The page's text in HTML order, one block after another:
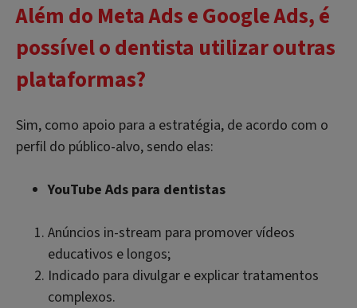
Além do Meta Ads e Google Ads, é
possível o dentista utilizar outras
plataformas?
Sim, como apoio para a estratégia, de acordo com o
perfil do público-alvo, sendo elas:
YouTube Ads para dentistas
Anúncios in-stream para promover vídeos
educativos e longos;
Indicado para divulgar e explicar tratamentos
complexos.